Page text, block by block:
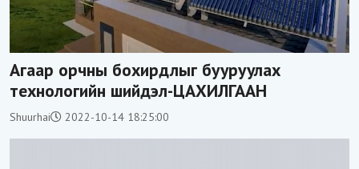
Агаар орчны бохирдлыг бууруулах
технологийн шийдэл-ЦАХИЛГААН
Shuurhai 2022-10-14 18:25:00